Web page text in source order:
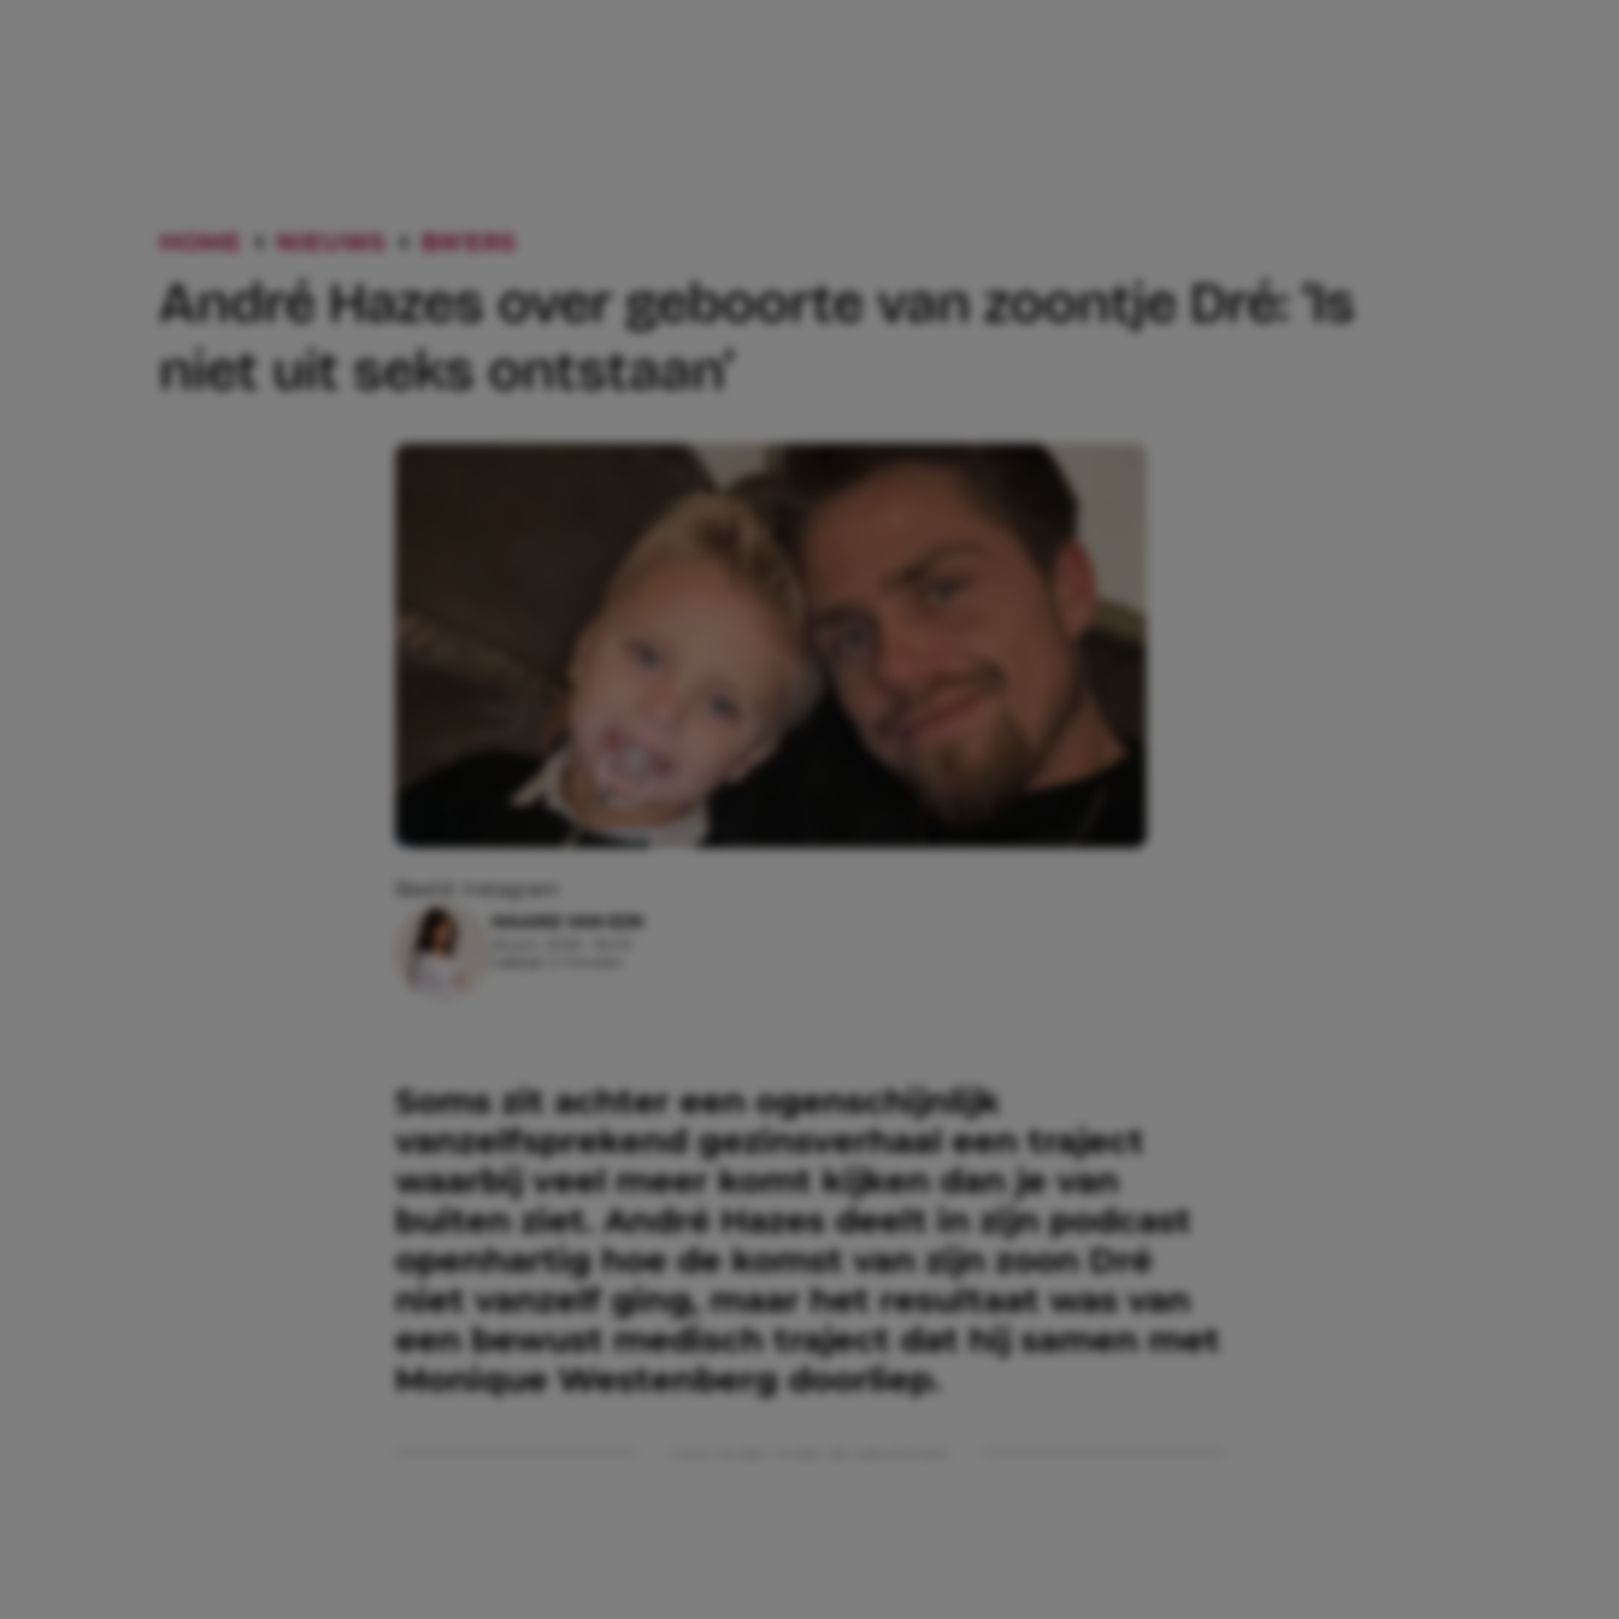
HOME NIEUWS BN'ERS
André Hazes over geboorte van zoontje Dré: ‘Is
niet uit seks ontstaan’
Beeld: Instagram
MAAIKE VAN EIJK
Soms zit achter een ogenschijnlijk
vanzelfsprekend gezinsverhaal een traject
waarbij veel meer komt kijken dan je van
buiten ziet. André Hazes deelt in zijn podcast
openhartig hoe de komst van zijn zoon Dré
niet vanzelf ging, maar het resultaat was van
een bewust medisch traject dat hij samen met
Monique Westenberg doorliep.